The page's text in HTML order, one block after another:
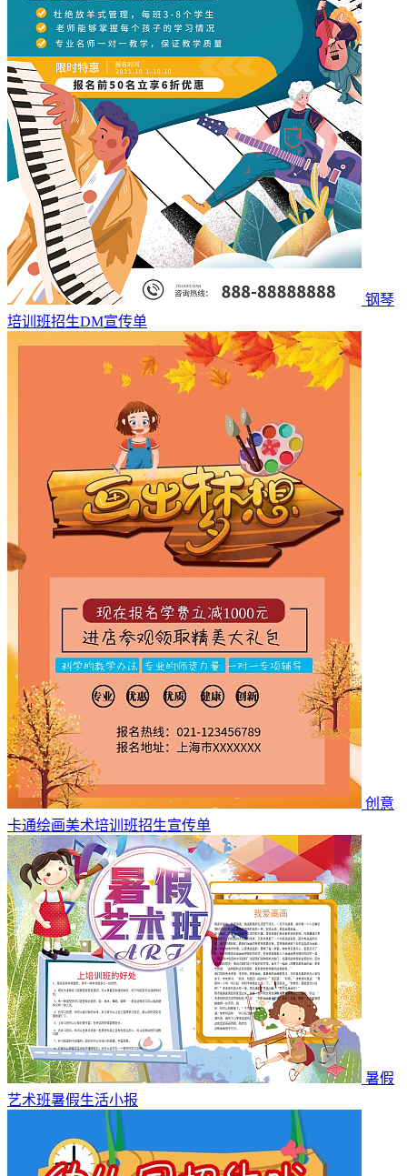
钢琴
培训班招生DM宣传单
创意
卡通绘画美术培训班招生宣传单
暑假
艺术班暑假生活小报